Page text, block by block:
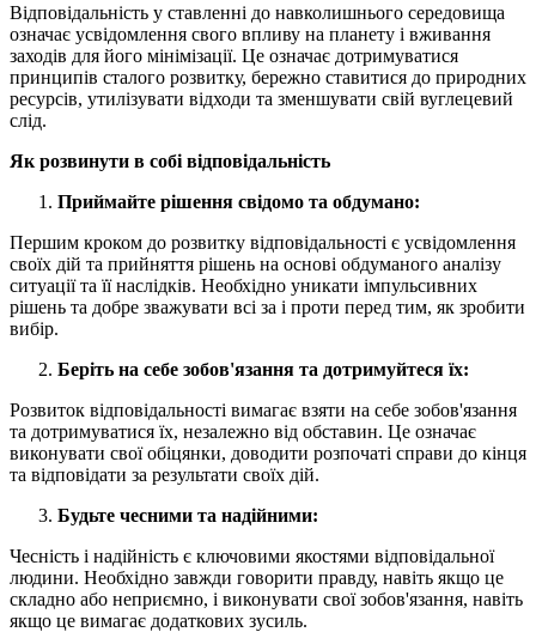
Відповідальність у ставленні до навколишнього середовища
означає усвідомлення свого впливу на планету і вживання
заходів для його мінімізації. Це означає дотримуватися
принципів сталого розвитку, бережно ставитися до природних
ресурсів, утилізувати відходи та зменшувати свій вуглецевий
слід.
Як розвинути в собі відповідальність
Приймайте рішення свідомо та обдумано:
Першим кроком до розвитку відповідальності є усвідомлення
своїх дій та прийняття рішень на основі обдуманого аналізу
ситуації та її наслідків. Необхідно уникати імпульсивних
рішень та добре зважувати всі за і проти перед тим, як зробити
вибір.
Беріть на себе зобов'язання та дотримуйтеся їх:
Розвиток відповідальності вимагає взяти на себе зобов'язання
та дотримуватися їх, незалежно від обставин. Це означає
виконувати свої обіцянки, доводити розпочаті справи до кінця
та відповідати за результати своїх дій.
Будьте чесними та надійними:
Чесність і надійність є ключовими якостями відповідальної
людини. Необхідно завжди говорити правду, навіть якщо це
складно або неприємно, і виконувати свої зобов'язання, навіть
якщо це вимагає додаткових зусиль.